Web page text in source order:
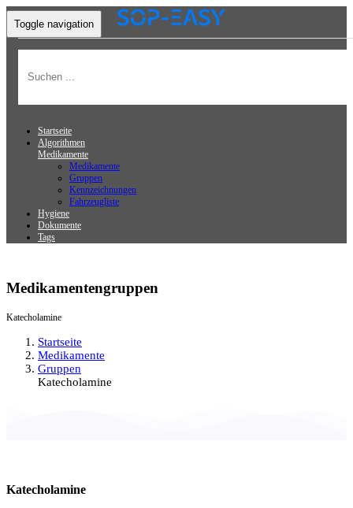
Toggle navigation
Startseite
Algorithmen
Medikamente
Medikamente
Gruppen
Kennzeichnungen
Fahrzeugliste
Hygiene
Dokumente
Tags
Medikamentengruppen
Katecholamine
Startseite
Medikamente
Gruppen
Katecholamine
Katecholamine